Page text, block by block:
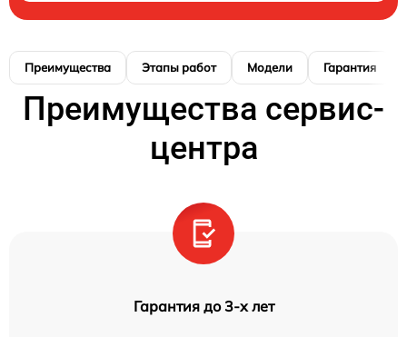
Преимущества Этапы работ Модели Гарантия
Преимущества сервис-
центра
Гарантия до 3-х лет